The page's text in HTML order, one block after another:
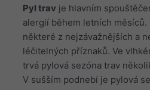
Pyl trav je hlavním
alergií během letních měsíců.
některé z nejzávažnějších a
léčitelných příznaků. Ve
trvá pylová sezóna trav
V sušším podnebí je pylová